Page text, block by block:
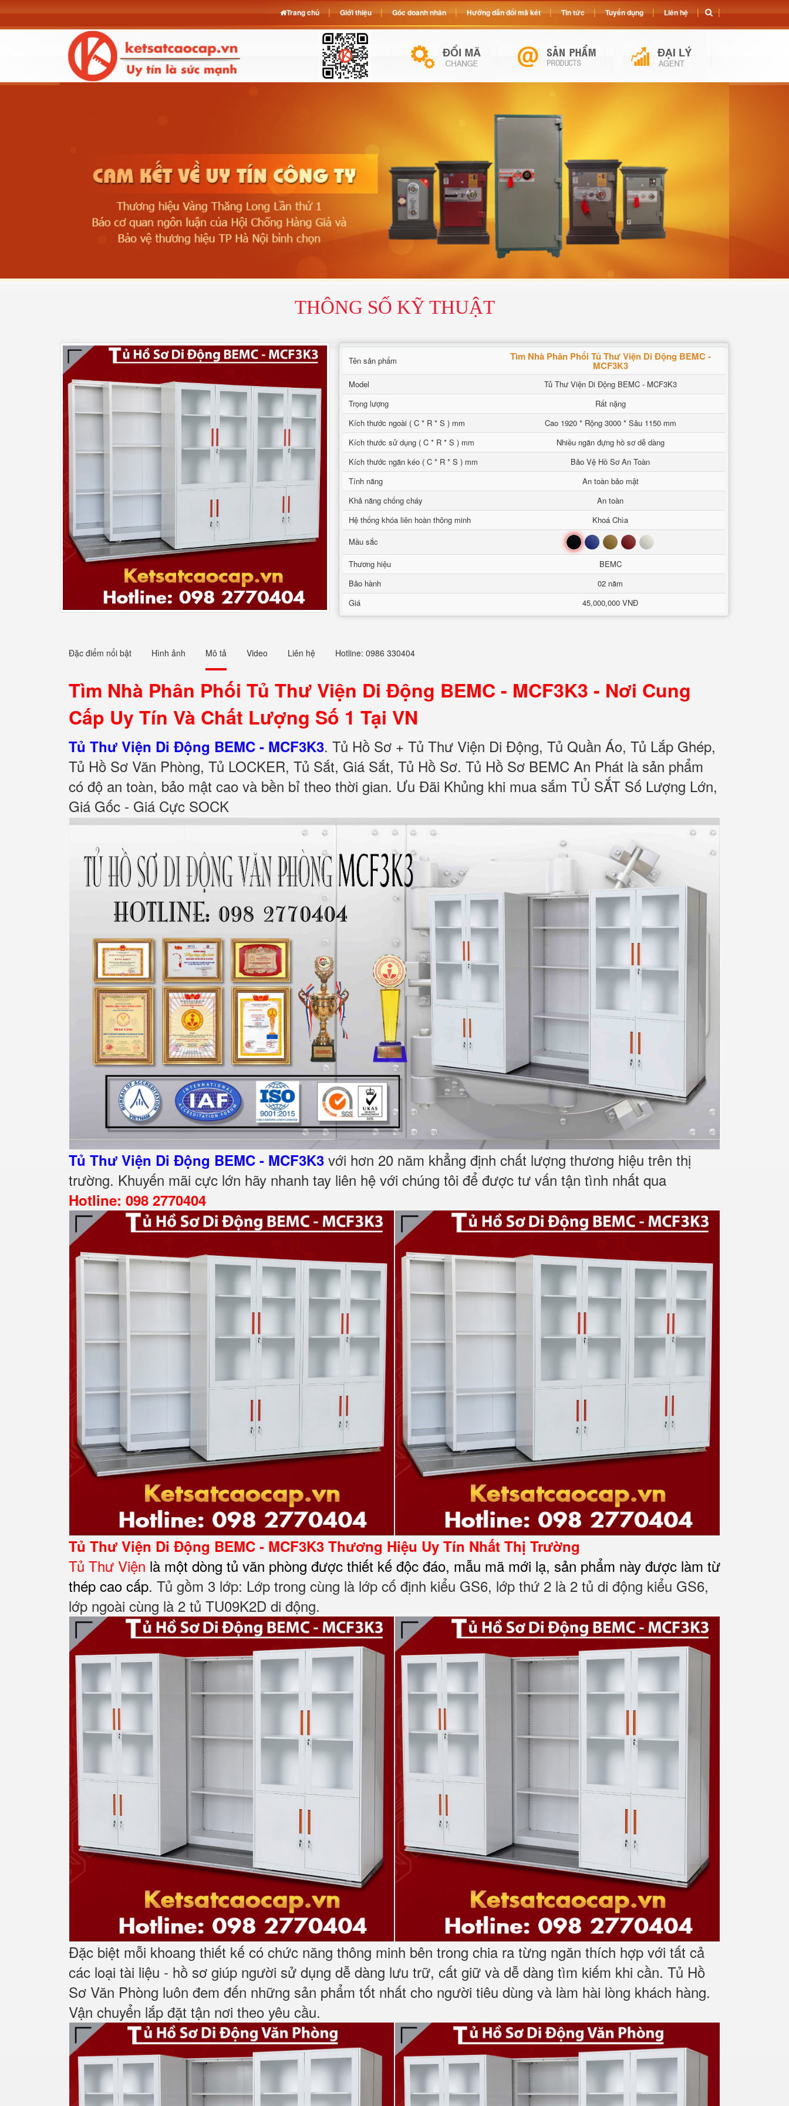
THÔNG SỐ KỸ THUẬT
Tên sản phẩm Tìm Nhà Phân Phối Tủ Thư Viện Di Động BEMC -
MCF3K3
Model
Tủ Thư Viện Di Động BEMC - MCF3K3
Trọng lượng
Rất nặng
Kích thước ngoài ( C * R * S ) mm
Cao 1920 * Rộng 3000 * Sâu 1150 mm
Kích thước sử dụng ( C * R * S ) mm
Nhiều ngăn đựng hồ sơ dễ dàng
Kích thước ngăn kéo ( C * R * S ) mm
Bảo Vệ Hồ Sơ An Toàn
Tính năng
An toàn bảo mật
Khả năng chống cháy
An toàn
Hệ thống khóa liên hoàn thông minh
Khoá Chìa
Mầu sắc
Đen Xanh Nâu Đỏ Trắng
Thương hiệu
BEMC
Bảo hành
02 năm
Giá
45,000,000 VNĐ
Đặc điểm nổi bật Hình ảnh Mô tả Video Liên hệ Hotline: 0986 330404
Tìm Nhà Phân Phối Tủ Thư Viện Di Động BEMC - MCF3K3 - Nơi Cung
Cấp Uy Tín Và Chất Lượng Số 1 Tại VN
Tủ Thư Viện Di Động BEMC - MCF3K3. Tủ Hồ Sơ + Tủ Thư Viện Di Động, Tủ Quần Áo, Tủ Lắp Ghép,
Tủ Hồ Sơ Văn Phòng, Tủ LOCKER, Tủ Sắt, Giá Sắt, Tủ Hồ Sơ. Tủ Hồ Sơ BEMC An Phát là sản phẩm
có độ an toàn, bảo mật cao và bền bỉ theo thời gian. Ưu Đãi Khủng khi mua sắm TỦ SẮT Số Lượng Lớn,
Giá Gốc - Giá Cực SOCK
Tủ Thư Viện Di Động BEMC - MCF3K3 với hơn 20 năm khẳng định chất lượng thương hiệu trên thị
trường. Khuyến mãi cực lớn hãy nhanh tay liên hệ với chúng tôi để được tư vấn tận tình nhất qua
Hotline: 098 2770404
Tủ Thư Viện Di Động BEMC - MCF3K3 Thương Hiệu Uy Tín Nhất Thị Trường
Tủ Thư Viện là một dòng tủ văn phòng được thiết kế độc đáo, mẫu mã mới lạ, sản phẩm này được làm từ
thép cao cấp. Tủ gồm 3 lớp: Lớp trong cùng là lớp cố định kiểu GS6, lớp thứ 2 là 2 tủ di động kiểu GS6,
lớp ngoài cùng là 2 tủ TU09K2D di động.
Đặc biệt mỗi khoang thiết kế có chức năng thông minh bên trong chia ra từng ngăn thích hợp với tất cả
các loại tài liệu - hồ sơ giúp người sử dụng dễ dàng lưu trữ, cất giữ và dễ dàng tìm kiếm khi cần. Tủ Hồ
Sơ Văn Phòng luôn đem đến những sản phẩm tốt nhất cho người tiêu dùng và làm hài lòng khách hàng.
Vận chuyển lắp đặt tận nơi theo yêu cầu.
Trang chủ Giới thiệu Góc doanh nhân Hướng dẫn đổi mã két Tin tức Tuyển dụng Liên hệ